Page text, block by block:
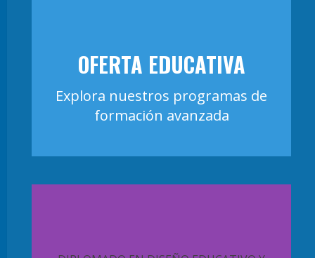
OFERTA EDUCATIVA
Explora nuestros programas de
formación avanzada